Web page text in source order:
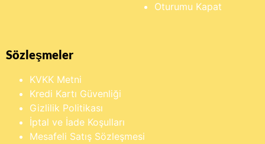
Oturumu Kapat
Sözleşmeler
KVKK Metni
Kredi Kartı Güvenliği
Gizlilik Politikası
İptal ve İade Koşulları
Mesafeli Satış Sözleşmesi